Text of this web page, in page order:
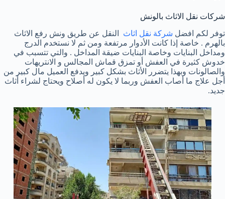
شركات نقل الاثاث بالونش
توفر لكم افضل شركة نقل اثاث
النقل عن طريق ونش رفع الاثاث
بالهرم . خاصة إذا كانت الأدوار مرتفعة ومن ثم لا نستخدم الدرج
ومداخل البنايات وخاصة البنايات ضيقة المداخل . والتي تتسبب في
خدوش كثيرة في العفش أو تمزق قماش المجالس و الانتريهات
والصالونات وبهذا يتضرر الأثاث بشكل كبير ويدفع العميل مال كبير من
أجل علاج ما أصاب العفش وربما لا يكون له أصلاح ويحتاج لشراء أثاث
جديد.